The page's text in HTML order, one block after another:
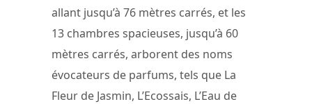
allant jusqu’à 76 mètres carrés, et les
13 chambres spacieuses, jusqu’à 60
mètres carrés, arborent des noms
évocateurs de parfums, tels que La
Fleur de Jasmin, L’Ecossais, L’Eau de